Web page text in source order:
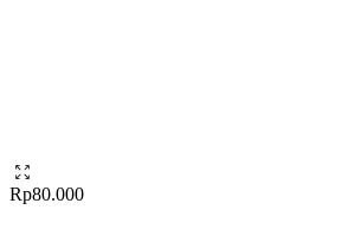
Rp80.000